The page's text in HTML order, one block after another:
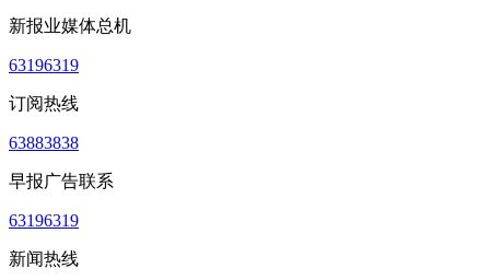
新报业媒体总机
63196319
订阅热线
63883838
早报广告联系
63196319
新闻热线